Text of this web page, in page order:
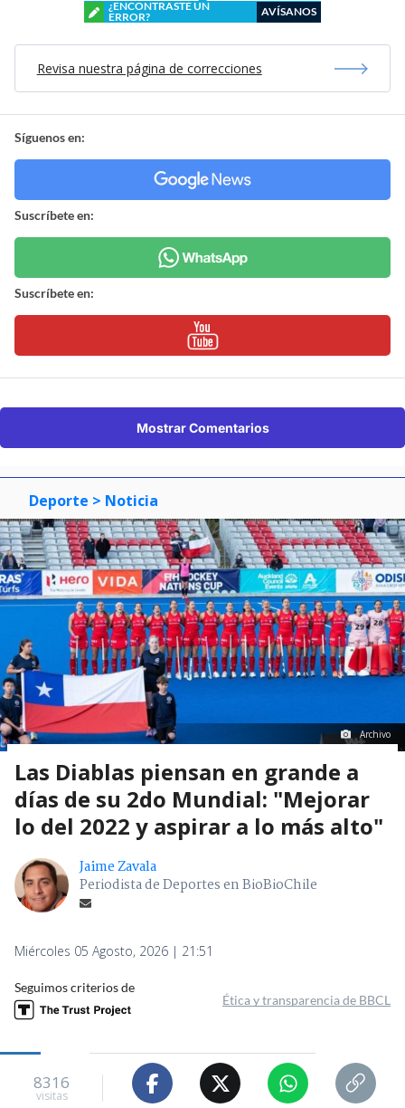
¿ENCONTRASTE UN
ERROR?
AVÍSANOS
Revisa nuestra página de correcciones
Síguenos en:
Suscríbete en:
Suscríbete en:
Mostrar Comentarios
Deporte > Noticia
Archivo
Las Diablas piensan en grande a
días de su 2do Mundial: "Mejorar
lo del 2022 y aspirar a lo más alto"
Jaime Zavala
Periodista de Deportes en BioBioChile
Miércoles 05 Agosto, 2026 | 21:51
Seguimos criterios de
Ética y transparencia de BBCL
8316
visitas